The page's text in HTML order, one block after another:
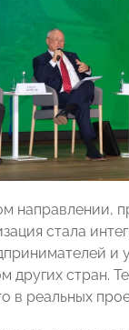
направлении,
стала
и
других стран.
в реальных